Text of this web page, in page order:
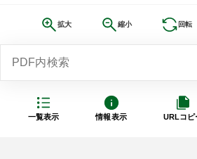
一覧表示 情報表示 URLコピ
拡大 縮小 回転